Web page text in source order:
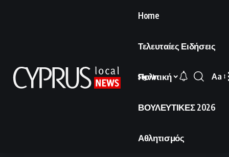
Home
Τελευταίες Ειδήσεις
Πολιτική
ΒΟΥΛΕΥΤΙΚΕΣ 2026
Αθλητισμός
Sign In
Font
Aa